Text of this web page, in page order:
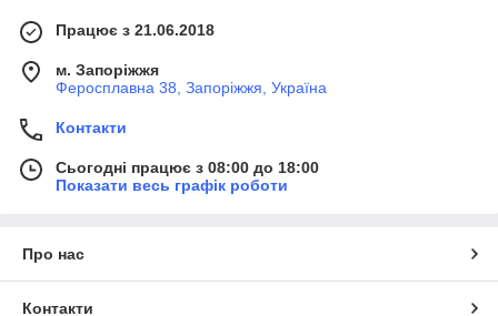
Працює з 21.06.2018
м. Запоріжжя
Феросплавна 38, Запоріжжя, Україна
Контакти
Сьогодні працює з 08:00 до 18:00
Показати весь графік роботи
Про нас
Контакти